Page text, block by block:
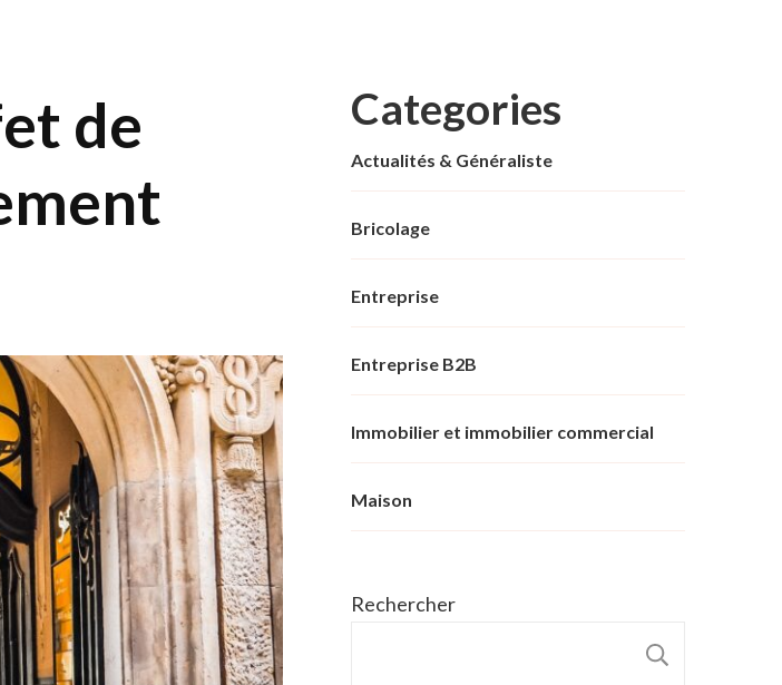
de
Categories
Actualités & Généraliste
Bricolage
Entreprise
Entreprise B2B
Immobilier et immobilier commercial
Maison
Rechercher